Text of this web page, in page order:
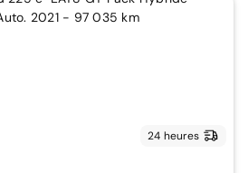
24 heures